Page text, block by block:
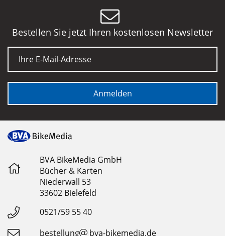
Bestellen Sie jetzt Ihren kostenlosen Newsletter
E-Mail
Anmelden
BVA BikeMedia GmbH
Bücher & Karten
Niederwall 53
33602 Bielefeld
0521/59 55 40
bestellung
bva-bikemedia.de